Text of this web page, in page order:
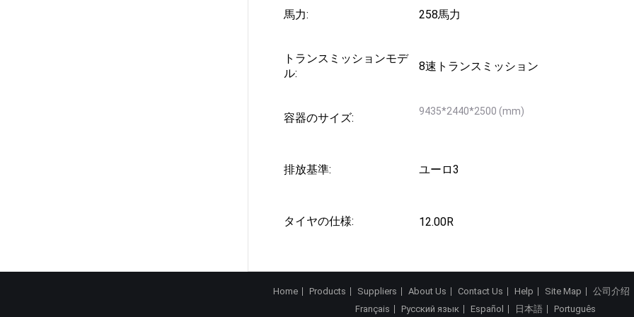
馬力: 258馬力
トランスミッションモデ
ル:
8速トランスミッション
容器のサイズ: 9435*2440*2500 (mm)
排放基準: ユーロ3
タイヤの仕様: 12.00R
Home Products Suppliers About Us Contact Us Help Site Map
公司介绍
Français
Русский язык Español 日本語 Português